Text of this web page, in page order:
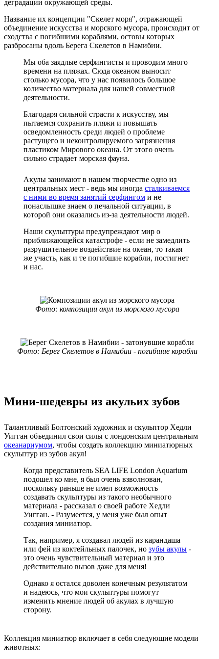
деградации окружающей среды.
Название их концепции "Скелет моря", отражающей
объединение искусства и морского мусора, происходит от
сходства с погибшими кораблями, остовы которых
разбросаны вдоль Берега Скелетов в Намибии.
Мы оба заядлые серфингисты и проводим много
времени на пляжах. Сюда океаном выносит
столько мусора, что у нас появилось большое
количество материала для нашей совместной
деятельности.
Благодаря сильной страсти к искусству, мы
пытаемся сохранить пляжи и повышать
осведомленность среди людей о проблеме
растущего и неконтролируемого загрязнения
пластиком Мирового океана. От этого очень
сильно страдает морская фауна.
Акулы занимают в нашем творчестве одно из
центральных мест - ведь мы иногда сталкиваемся
с ними во время занятий серфингом и не
понаслышке знаем о печальной ситуации, в
которой они оказались из-за деятельности людей.
Наши скульптуры предупреждают мир о
приближающейся катастрофе - если не замедлить
разрушительное воздействие на океан, то такая
же участь, как и те погибшие корабли, постигнет
и нас.
Фото: композиции акул из морского мусора
Фото: Берег Скелетов в Намибии - погибшие корабли
Мини-шедевры из акульих зубов
Талантливый Болтонский художник и скульптор Хедли
Уигган объединил свои силы с лондонским центральным
океанариумом, чтобы создать коллекцию миниатюрных
скульптур из зубов акул!
Когда представитель SEA LIFE London Aquarium
подошел ко мне, я был очень взволнован,
поскольку раньше не имел возможность
создавать скульптуры из такого необычного
материала - рассказал о своей работе Хедли
Уигган. - Разумеется, у меня уже был опыт
создания миниатюр.
Так, например, я создавал людей из карандаша
или фей из коктейльных палочек, но зубы акулы -
это очень чувствительный материал и это
действительно вызов даже для меня!
Однако я остался доволен конечным результатом
и надеюсь, что мои скульптуры помогут
изменить мнение людей об акулах в лучшую
сторону.
Коллекция миниатюр включает в себя следующие модели
животных: